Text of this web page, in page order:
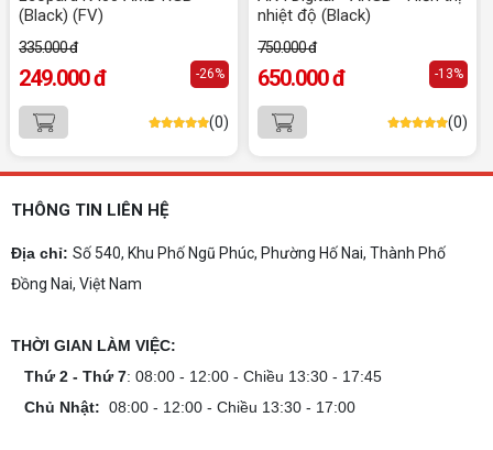
mượt mà. Đăng ký nhận tư vấn và báo giá chi tiết
10+ Mẫu laptop học sinh, sinh viên nên
mua 2026
Gợi ý 10+ mẫu laptop cho học sinh sinh viên
2026 theo ngân sách và ngành học: tiêu chí
chọn, cấu hình nên có và cách kiểm tra máy
trước khi mua.
hình mạnh, tối ưu chi phí, test máy tại chỗ. Khám
phù hợp, đảm bảo hệ thống vận hành ổn định và
(Black) (FV)
335.000 đ
249.000 đ -26%
(0)
nhiệt độ (Black)
750.000 đ
650.000 đ -13%
(0)
THÔNG TIN LIÊN HỆ
Địa chỉ: Số 540, Khu Phố Ngũ Phúc, Phường Hố Nai, Thành Phố
Đồng Nai, Việt Nam
THỜI GIAN LÀM VIỆC:
Thứ 2 - Thứ 7: 08:00 - 12:00 - Chiều 13:30 - 17:45
Chủ Nhật: 08:00 - 12:00 - Chiều 13:30 - 17:00